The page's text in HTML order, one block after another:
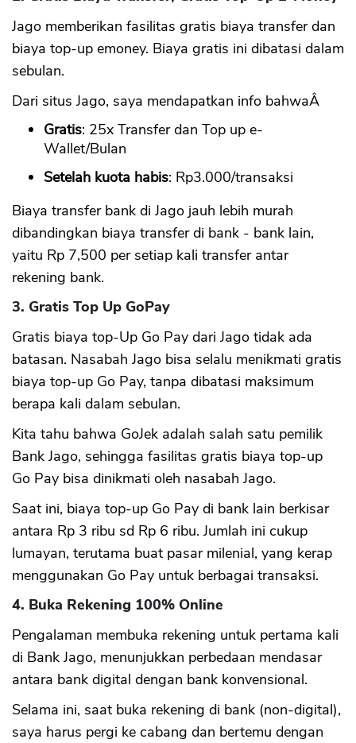
Jago memberikan fasilitas gratis biaya transfer dan
biaya top-up emoney. Biaya gratis ini dibatasi dalam
sebulan.
Dari situs Jago, saya mendapatkan info bahwaÂ
Gratis: 25x Transfer dan Top up e-
Wallet/Bulan
Setelah kuota habis: Rp3.000/transaksi
Biaya transfer bank di Jago jauh lebih murah
dibandingkan biaya transfer di bank - bank lain,
yaitu Rp 7,500 per setiap kali transfer antar
rekening bank.
3. Gratis Top Up GoPay
Gratis biaya top-Up Go Pay dari Jago tidak ada
batasan. Nasabah Jago bisa selalu menikmati gratis
biaya top-up Go Pay, tanpa dibatasi maksimum
berapa kali dalam sebulan.
Kita tahu bahwa GoJek adalah salah satu pemilik
Bank Jago, sehingga fasilitas gratis biaya top-up
Go Pay bisa dinikmati oleh nasabah Jago.
Saat ini, biaya top-up Go Pay di bank lain berkisar
antara Rp 3 ribu sd Rp 6 ribu. Jumlah ini cukup
lumayan, terutama buat pasar milenial, yang kerap
menggunakan Go Pay untuk berbagai transaksi.
4. Buka Rekening 100% Online
Pengalaman membuka rekening untuk pertama kali
di Bank Jago, menunjukkan perbedaan mendasar
antara bank digital dengan bank konvensional.
Selama ini, saat buka rekening di bank (non-digital),
saya harus pergi ke cabang dan bertemu dengan
OK
CANCEL